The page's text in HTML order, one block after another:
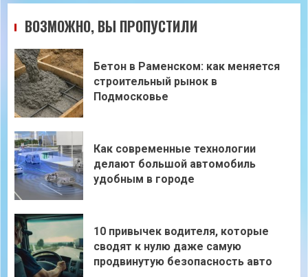
ВОЗМОЖНО, ВЫ ПРОПУСТИЛИ
Бетон в Раменском: как меняется
строительный рынок в
Подмосковье
Как современные технологии
делают большой автомобиль
удобным в городе
10 привычек водителя, которые
сводят к нулю даже самую
продвинутую безопасность авто